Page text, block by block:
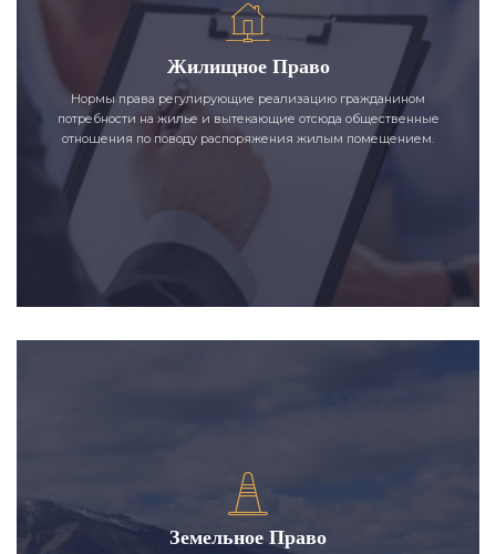
Жилищное Право
Нормы права регулирующие реализацию гражданином
потребности на жилье и вытекающие отсюда общественные
отношения по поводу распоряжения жилым помещением.
Земельное Право